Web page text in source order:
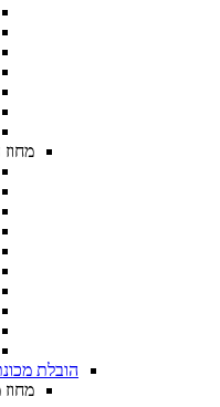
מחוז
הובלת
מחוז